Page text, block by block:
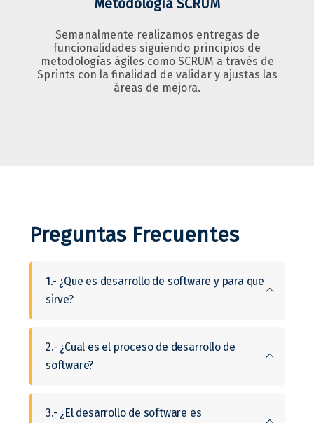
Metodología SCRUM
Semanalmente realizamos entregas de
funcionalidades siguiendo principios de
metodologías ágiles como SCRUM a través de
Sprints con la finalidad de validar y ajustas las
áreas de mejora.
Preguntas Frecuentes
1.- ¿Que es desarrollo de software y para que
sirve?
2.- ¿Cual es el proceso de desarrollo de
software?
3.- ¿El desarrollo de software es